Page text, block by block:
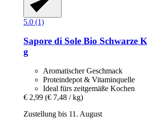
5.0 (1)
Sapore di Sole Bio Schwarze
g
Aromatischer Geschmack
Proteindepot & Vitaminquelle
Ideal fürs zeitgemäße Kochen
€ 2,99 (€ 7,48 / kg)
Zustellung bis 11. August